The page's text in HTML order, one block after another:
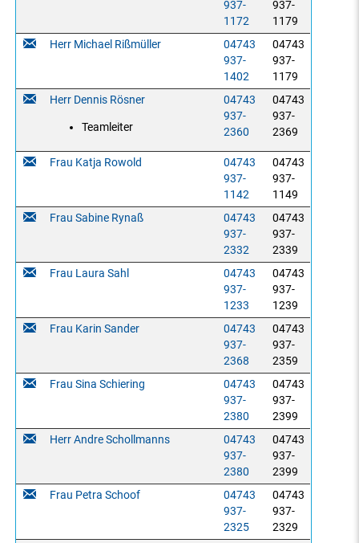
937-
1172
937-
1179
Herr Michael Rißmüller
04743
937-
1402
04743
937-
1179
Herr Dennis Rösner
Teamleiter
04743
937-
2360
04743
937-
2369
Frau Katja Rowold
04743
937-
1142
04743
937-
1149
Frau Sabine Rynaß
04743
937-
2332
04743
937-
2339
Frau Laura Sahl
04743
937-
1233
04743
937-
1239
Frau Karin Sander
04743
937-
2368
04743
937-
2359
Frau Sina Schiering
04743
937-
2380
04743
937-
2399
Herr Andre Schollmanns
04743
937-
2380
04743
937-
2399
Frau Petra Schoof
04743
937-
2325
04743
937-
2329